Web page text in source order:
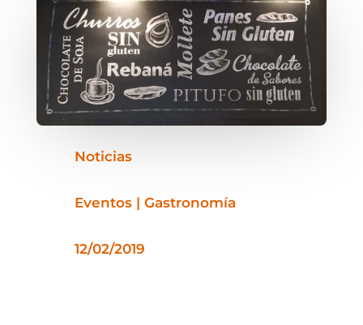
Noticias
Eventos | Gastronomía
12/02/2019